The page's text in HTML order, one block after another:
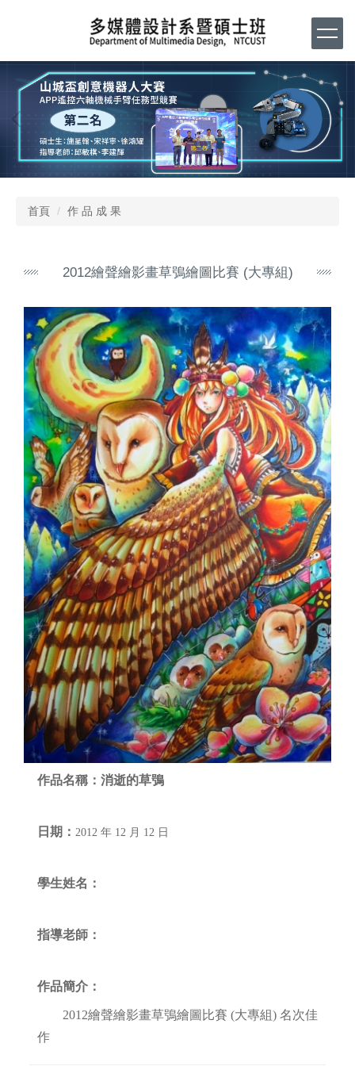
要
區
首頁 作 品 成 果
2012繪聲繪影畫草鴞繪圖比賽 (大專組)
作品名稱： 消逝的草鴞
日期： 2012 年 12 月 12 日
學生姓名：
指導老師：
作品簡介：
2012繪聲繪影畫草鴞繪圖比賽 (大專組) 名次佳
作